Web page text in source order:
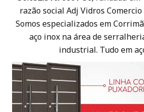
razão social Adj Vidros Comercio
Somos especializados em
aço inox na área de
industrial. Tudo em